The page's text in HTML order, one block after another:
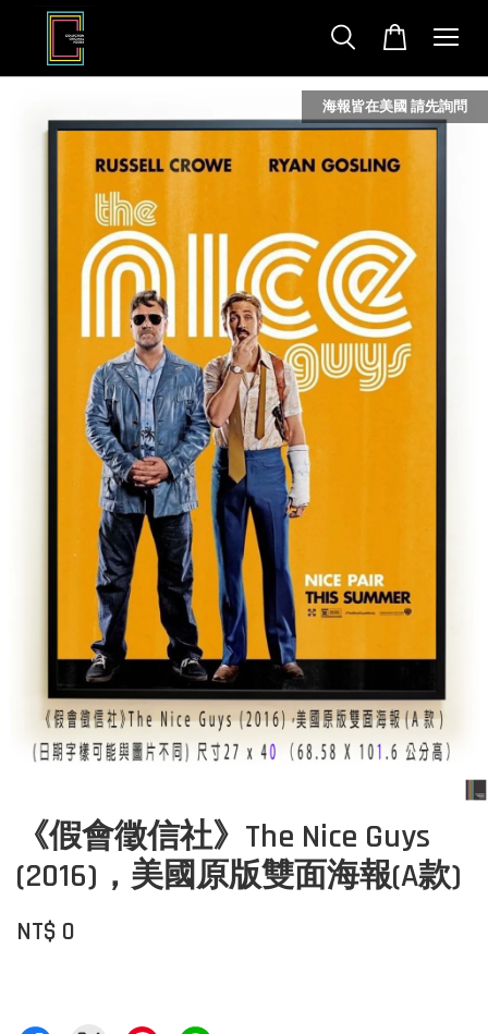
海報皆在美國 請先詢問
《假會徵信社》The Nice Guys
(2016)，美國原版雙面海報(A款)
NT$ 0